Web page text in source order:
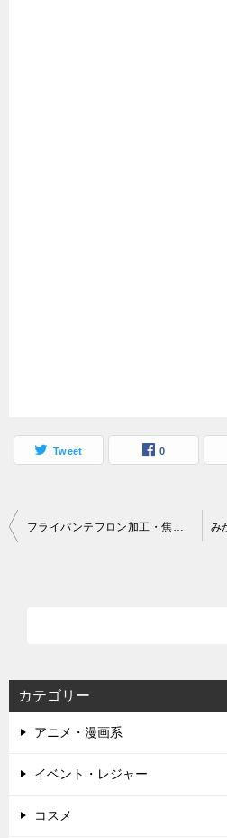
Tweet 0
投
ー
シ
ョ
ン
フライパンテフロン加工・焦げ付き防止を長持ちさえる方法
カテゴリー
アニメ・漫画系
イベント・レジャー
コスメ